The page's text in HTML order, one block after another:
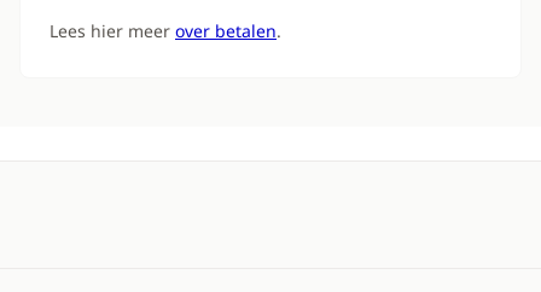
Lees hier meer over betalen.